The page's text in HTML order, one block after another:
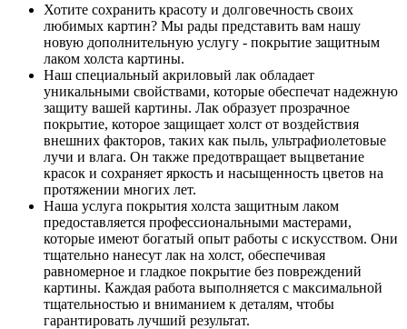
Хотите сохранить красоту и долговечность своих
любимых картин? Мы рады представить вам нашу
новую дополнительную услугу - покрытие защитным
лаком холста картины.
Наш специальный акриловый лак обладает
уникальными свойствами, которые обеспечат надежную
защиту вашей картины. Лак образует прозрачное
покрытие, которое защищает холст от воздействия
внешних факторов, таких как пыль, ультрафиолетовые
лучи и влага. Он также предотвращает выцветание
красок и сохраняет яркость и насыщенность цветов на
протяжении многих лет.
Наша услуга покрытия холста защитным лаком
предоставляется профессиональными мастерами,
которые имеют богатый опыт работы с искусством. Они
тщательно нанесут лак на холст, обеспечивая
равномерное и гладкое покрытие без повреждений
картины. Каждая работа выполняется с максимальной
тщательностью и вниманием к деталям, чтобы
гарантировать лучший результат.